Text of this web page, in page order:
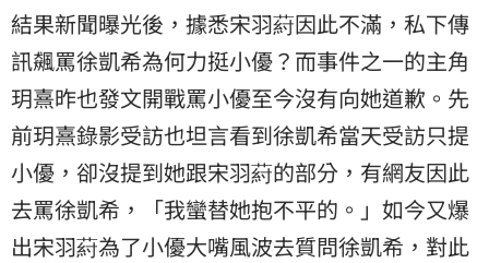
結果新聞曝光後，據悉宋羽葤因此不滿，私下傳
訊飆罵徐凱希為何力挺小優？而事件之一的主角
玥熹昨也發文開戰罵小優至今沒有向她道歉。先
前玥熹錄影受訪也坦言看到徐凱希當天受訪只提
小優，卻沒提到她跟宋羽葤的部分，有網友因此
去罵徐凱希，「我蠻替她抱不平的。」如今又爆
出宋羽葤為了小優大嘴風波去質問徐凱希，對此